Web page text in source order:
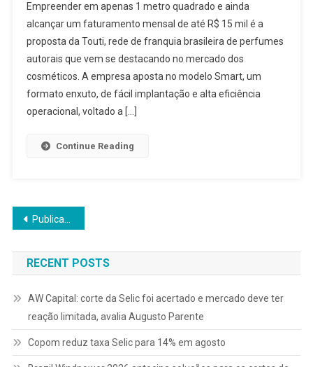
Empreender em apenas 1 metro quadrado e ainda
alcançar um faturamento mensal de até R$ 15 mil é a
proposta da Touti, rede de franquia brasileira de perfumes
autorais que vem se destacando no mercado dos
cosméticos. A empresa aposta no modelo Smart, um
formato enxuto, de fácil implantação e alta eficiência
operacional, voltado a […]
Continue Reading
Navegação
por
posts
Publicações mais antigas
RECENT POSTS
AW Capital: corte da Selic foi acertado e mercado deve ter
reação limitada, avalia Augusto Parente
Copom reduz taxa Selic para 14% em agosto